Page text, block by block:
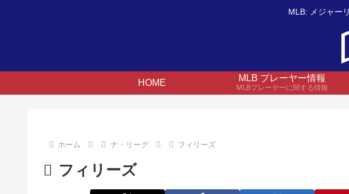
MLB: メジャー
HOME
MLB プレーヤー情報
MLBプレーヤーに関する情報
ホーム ナ・リーグ フィリーズ
フィリーズ